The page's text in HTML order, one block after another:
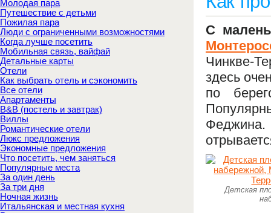
Молодая пара
Путешествие с детьми
Пожилая пара
Люди с ограниченными возможностями
Когда лучше посетить
Мобильная связь, вайфай
Детальные карты
Отели
Как выбрать отель и сэкономить
Все отели
Апартаменты
B&B (постель и завтрак)
Виллы
Романтические отели
Люкс предложения
Экономные предложения
Что посетить, чем заняться
Популярные места
За один день
За три дня
Ночная жизнь
Итальянская и местная кухня
С
Чинкве-
здесь
по
Феджина.
Детская